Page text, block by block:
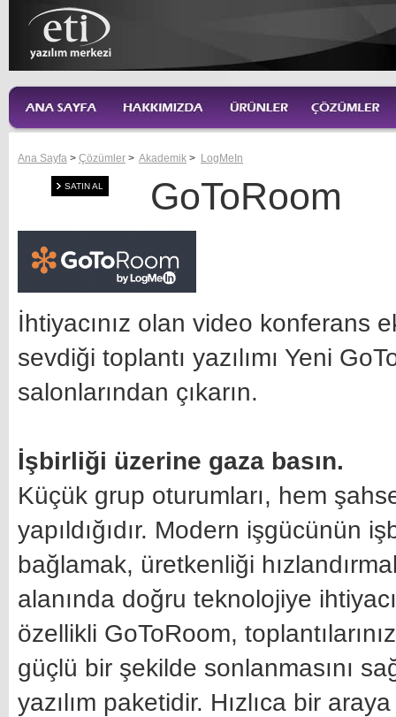
Ana Sayfa > Çözümler > Akademik > LogMeIn
SATIN AL GoToRoom
İhtiyacınız olan video konferans
sevdiği toplantı yazılımı Yeni
salonlarından çıkarın.
İşbirliği üzerine gaza basın.
Küçük grup oturumları, hem
yapıldığıdır. Modern işgücünün
bağlamak, üretkenliği
alanında doğru teknolojiye
özellikli GoToRoom,
güçlü bir şekilde sonlanmasını
yazılım paketidir. Hızlıca bir